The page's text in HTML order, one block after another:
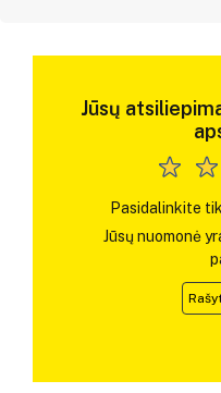
Jūsų
Pasidalinkite
Jūsų nuomonė